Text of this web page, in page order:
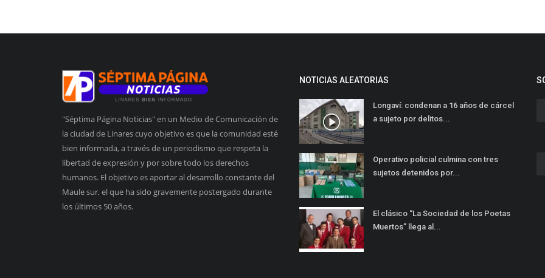
"Séptima Página Noticias" en un Medio de Comunicación de
la ciudad de Linares cuyo objetivo es que la comunidad esté
bien informada, a través de un periodismo que respeta la
libertad de expresión y por sobre todo los derechos
humanos. El objetivo es aportar al desarrollo constante del
Maule sur, el que ha sido gravemente postergado durante
los últimos 50 años.
NOTICIAS ALEATORIAS
Longaví: condenan a 16 años de cárcel
a sujeto por delitos...
Operativo policial culmina con tres
sujetos detenidos por...
El clásico “La Sociedad de los Poetas
Muertos” llega al...